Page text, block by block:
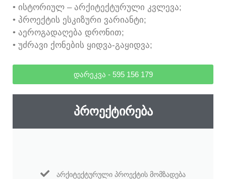
• ᲘᲡᲢᲝᲠᲘᲣᲚ – ᲐᲠᲥᲘᲢᲔᲥᲢᲣᲠᲣᲚᲘ ᲙᲕᲚᲔᲕᲐ;
• ᲞᲠᲝᲔᲥᲢᲘᲡ ᲔᲡᲙᲘᲖᲣᲠᲘ ᲕᲐᲠᲘᲐᲜᲢᲘ;
• ᲐᲔᲠᲝᲒᲐᲓᲐᲦᲔᲑᲐ ᲓᲠᲝᲜᲘᲗ;
• ᲣᲫᲠᲐᲕᲘ ᲥᲝᲜᲔᲑᲘᲡ ᲧᲘᲓᲕᲐ-ᲒᲐᲧᲘᲓᲕᲐ;
ᲓᲐᲠᲔᲙᲕᲐ - 595 156 179
ᲞᲠᲝᲔᲥᲢᲘᲠᲔᲑᲐ
ᲐᲠᲥᲘᲢᲔᲥᲢᲣᲠᲣᲚᲘ ᲞᲠᲝᲔᲥᲢᲘᲡ ᲛᲝᲛᲖᲐᲓᲔᲑᲐ